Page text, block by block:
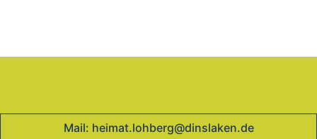
Mail: heimat.lohberg@dinslaken.de